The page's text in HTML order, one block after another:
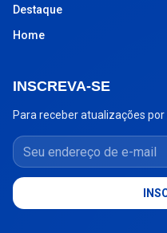
Destaque
Home
INSCREVA-SE
Para receber atualizações por
Seu endereço de e-mail